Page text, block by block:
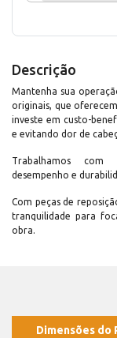
Descrição
Mantenha sua
originais, que
investe em custo-
e evitando dor de
Trabalhamos com
desempenho e
Com peças de
tranquilidade para
obra.
Dimensões do